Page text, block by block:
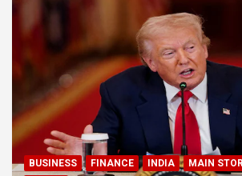
BUSINESS FINANCE INDIA MAIN